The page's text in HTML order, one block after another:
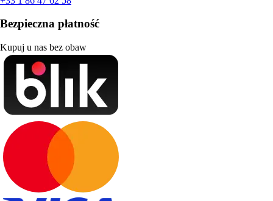
Bezpieczna płatność
Kupuj u nas bez obaw